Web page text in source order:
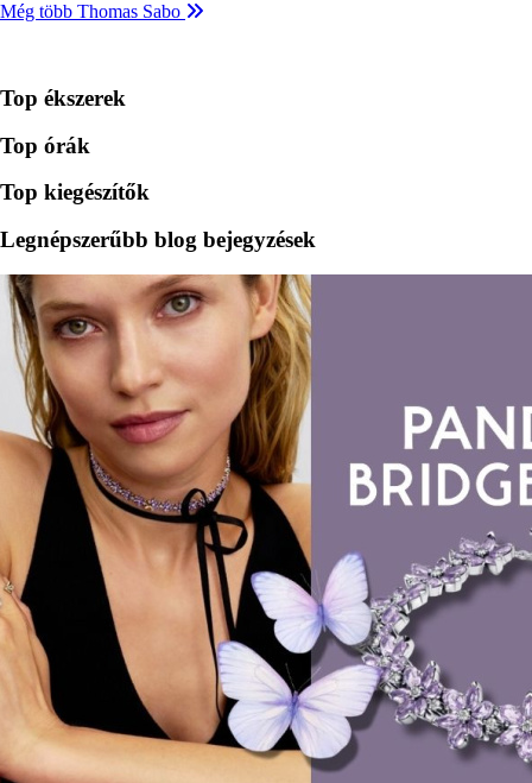
Még több Thomas Sabo
Top ékszerek
Top órák
Top kiegészítők
Legnépszerűbb blog bejegyzések